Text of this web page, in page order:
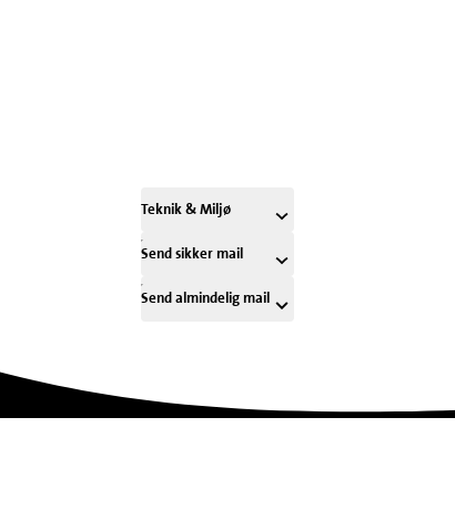
Teknik & Miljø
Send sikker mail
Send almindelig mail